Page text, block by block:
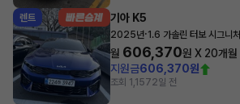
렌트 기아 K5
2025년·1.6 가솔린 터보 시그니처
월 606,370원 X 20개월
지원금606,370원
조회 1,1572일 전